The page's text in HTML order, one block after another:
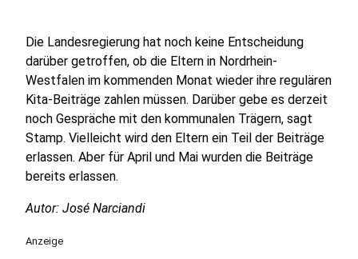
Die Landesregierung hat noch keine Entscheidung
darüber getroffen, ob die Eltern in Nordrhein-
Westfalen im kommenden Monat wieder ihre regulären
Kita-Beiträge zahlen müssen. Darüber gebe es derzeit
noch Gespräche mit den kommunalen Trägern, sagt
Stamp. Vielleicht wird den Eltern ein Teil der Beiträge
erlassen. Aber für April und Mai wurden die Beiträge
bereits erlassen.
Autor: José Narciandi
Anzeige